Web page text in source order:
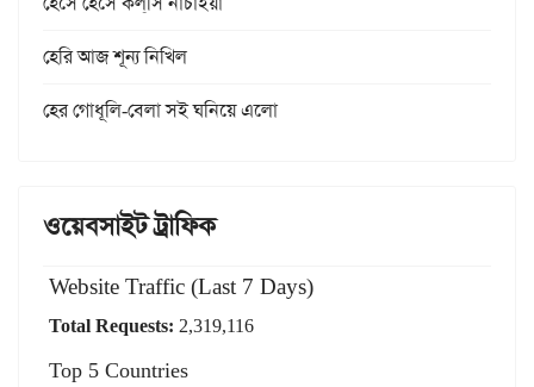
হেরি আজ শূন্য নিখিল
হের গোধূলি-বেলা সই ঘনিয়ে এলো
ওয়েবসাইট ট্রাফিক
Website Traffic (Last 7 Days)
Total Requests: 2,319,116
Top 5 Countries